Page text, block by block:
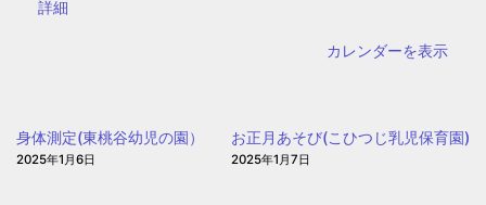
{title}
詳細
カレンダーを表示
身体測定(東桃谷幼児の園）
2025年1月6日
お正月あそび(こひつじ乳児保育園)
2025年1月7日